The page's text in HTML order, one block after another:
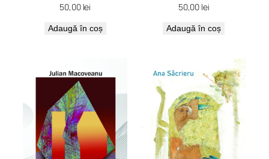
50,00 lei
Adaugă în coș
50,00 lei
Adaugă în coș